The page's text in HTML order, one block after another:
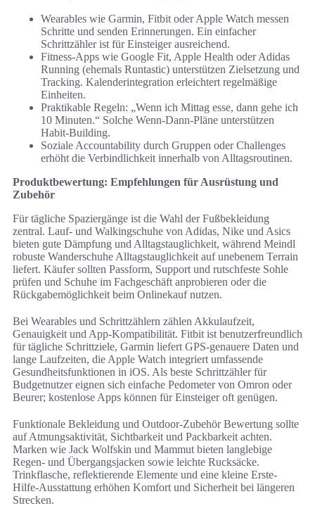
Wearables wie Garmin, Fitbit oder Apple Watch messen
Schritte und senden Erinnerungen. Ein einfacher
Schrittzähler ist für Einsteiger ausreichend.
Fitness-Apps wie Google Fit, Apple Health oder Adidas
Running (ehemals Runtastic) unterstützen Zielsetzung und
Tracking. Kalenderintegration erleichtert regelmäßige
Einheiten.
Praktikable Regeln: „Wenn ich Mittag esse, dann gehe ich
10 Minuten.“ Solche Wenn-Dann-Pläne unterstützen
Habit-Building.
Soziale Accountability durch Gruppen oder Challenges
erhöht die Verbindlichkeit innerhalb von Alltagsroutinen.
Produktbewertung: Empfehlungen für Ausrüstung und
Zubehör
Für tägliche Spaziergänge ist die Wahl der Fußbekleidung
zentral. Lauf- und Walkingschuhe von Adidas, Nike und Asics
bieten gute Dämpfung und Alltagstauglichkeit, während Meindl
robuste Wanderschuhe Alltagstauglichkeit auf unebenem Terrain
liefert. Käufer sollten Passform, Support und rutschfeste Sohle
prüfen und Schuhe im Fachgeschäft anprobieren oder die
Rückgabemöglichkeit beim Onlinekauf nutzen.
Bei Wearables und Schrittzählern zählen Akkulaufzeit,
Genauigkeit und App-Kompatibilität. Fitbit ist benutzerfreundlich
für tägliche Schrittziele, Garmin liefert GPS-genauere Daten und
lange Laufzeiten, die Apple Watch integriert umfassende
Gesundheitsfunktionen in iOS. Als beste Schrittzähler für
Budgetnutzer eignen sich einfache Pedometer von Omron oder
Beurer; kostenlose Apps können für Einsteiger oft genügen.
Funktionale Bekleidung und Outdoor-Zubehör Bewertung sollte
auf Atmungsaktivität, Sichtbarkeit und Packbarkeit achten.
Marken wie Jack Wolfskin und Mammut bieten langlebige
Regen- und Übergangsjacken sowie leichte Rucksäcke.
Trinkflasche, reflektierende Elemente und eine kleine Erste-
Hilfe-Ausstattung erhöhen Komfort und Sicherheit bei längeren
Strecken.